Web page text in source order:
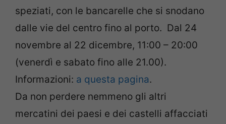
speziati, con le bancarelle che si snodano
dalle vie del centro fino al porto. Dal 24
novembre al 22 dicembre, 11:00 – 20:00
(venerdì e sabato fino alle 21.00).
Informazioni: a questa pagina.
Da non perdere nemmeno gli altri
mercatini dei paesi e dei castelli affacciati